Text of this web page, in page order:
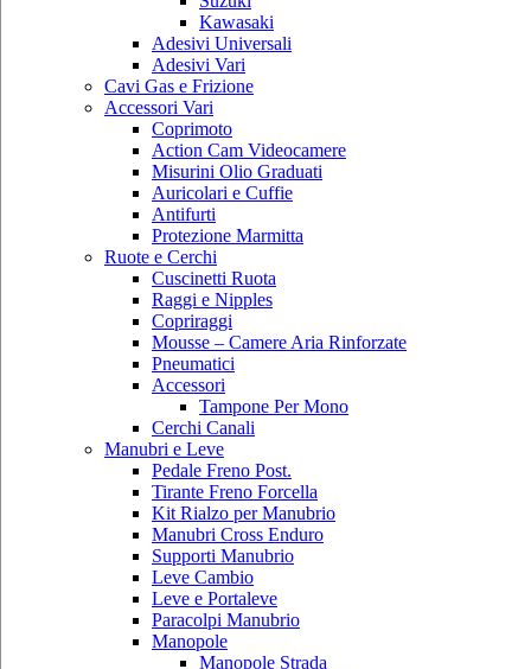
Kawasaki
Adesivi Universali
Adesivi Vari
Cavi Gas e Frizione
Accessori Vari
Coprimoto
Action Cam Videocamere
Misurini Olio Graduati
Auricolari e Cuffie
Antifurti
Protezione Marmitta
Ruote e Cerchi
Cuscinetti Ruota
Raggi e Nipples
Copriraggi
Mousse – Camere Aria Rinforzate
Pneumatici
Accessori
Tampone Per Mono
Cerchi Canali
Manubri e Leve
Pedale Freno Post.
Tirante Freno Forcella
Kit Rialzo per Manubrio
Manubri Cross Enduro
Supporti Manubrio
Leve Cambio
Leve e Portaleve
Paracolpi Manubrio
Manopole
Manopole Strada